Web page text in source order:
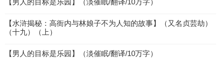
【男人的目标是乐园】（淡催眠/翻译/10万字）
【水浒揭秘：高衙内与林娘子不为人知的故事】（又名贞芸劫）
（十九）（上）
【男人的目标是乐园】（淡催眠/翻译/10万字）